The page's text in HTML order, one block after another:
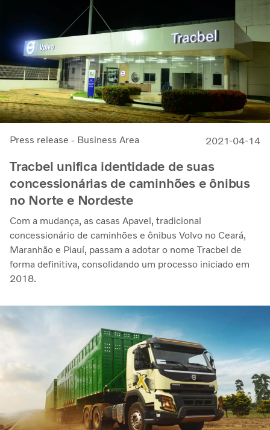
Press release - Business Area 2021-04-14
Tracbel unifica identidade de suas
concessionárias de caminhões e ônibus
no Norte e Nordeste
Com a mudança, as casas Apavel, tradicional
concessionário de caminhões e ônibus Volvo no Ceará,
Maranhão e Piauí, passam a adotar o nome Tracbel de
forma definitiva, consolidando um processo iniciado em
2018.